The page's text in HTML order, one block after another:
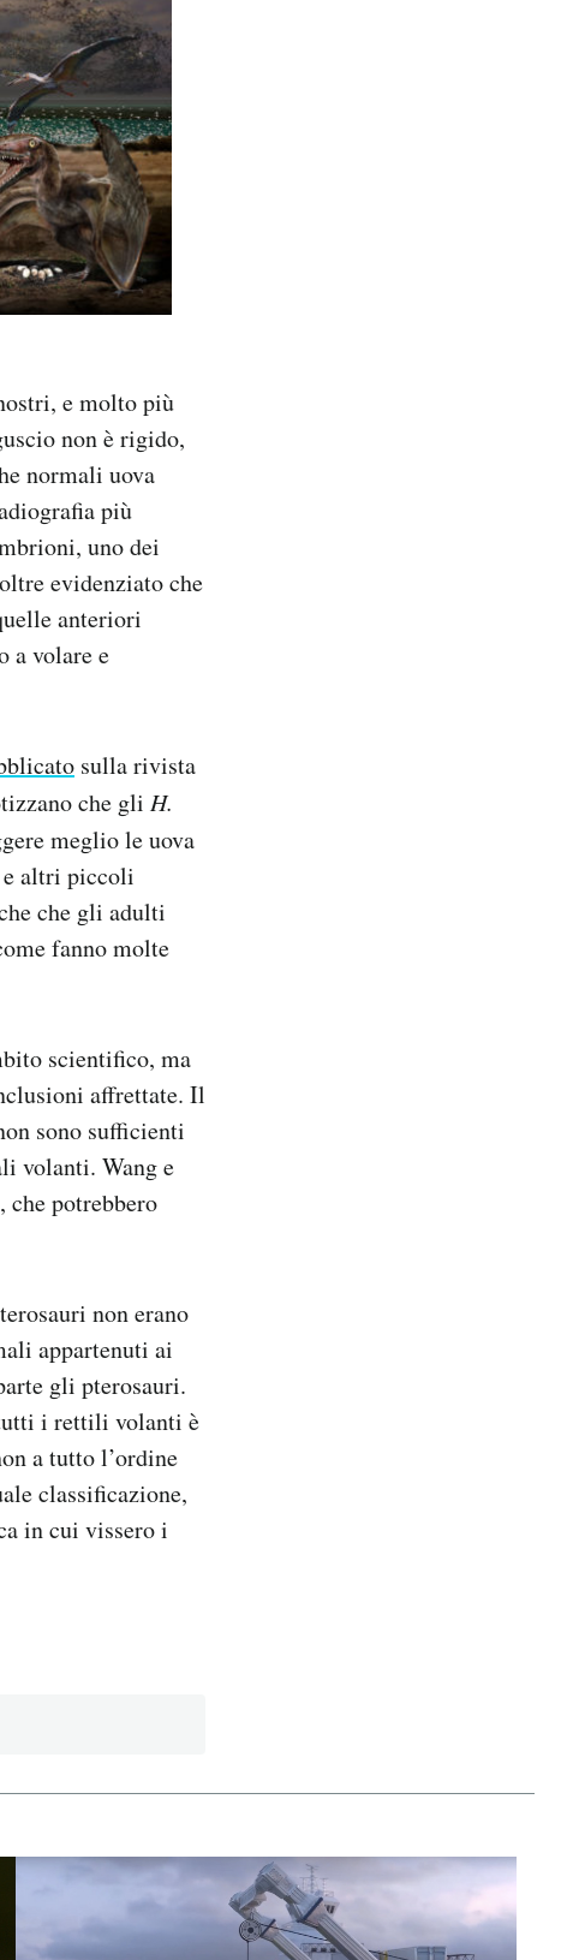
e molto più
non è rigido,
normali uova
più
uno dei
evidenziato che
anteriori
a volare e
sulla rivista
che gli H.
meglio le uova
e altri piccoli
che gli adulti
fanno molte
scientifico, ma
affrettate. Il
sono sufficienti
volanti. Wang e
che potrebbero
non erano
appartenuti ai
gli pterosauri.
i rettili volanti è
a tutto l’ordine
classificazione,
in cui vissero i